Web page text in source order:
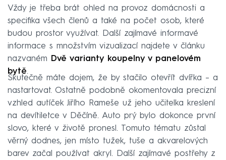
Vždy je třeba brát ohled na provoz domácnosti a
specifika všech členů a také na počet osob, které
budou prostor využívat. Další zajímavé informavé
informace s množstvím vizualizací najdete v článku
nazvaném
Dvě varianty koupelny v panelovém
bytě.
Skutečně máte dojem, že by stačilo otevřít dvířka – a
nastartovat. Ostatně podobně okomentovala precizní
vzhled autíček Jiřího Rameše už jeho učitelka kreslení
na devítiletce v Děčíně. Auto prý bylo dokonce první
slovo, které v životě pronesl. Tomuto tématu zůstal
věrný dodnes, jen místo tužek, tuše a akvarelových
barev začal používat akryl. Další zajímavé postřehy z